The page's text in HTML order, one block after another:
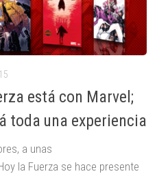
está con Marvel;
toda una experiencia
a unas
la Fuerza se hace presente